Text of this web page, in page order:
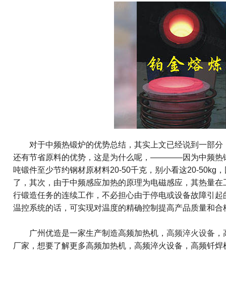
对于中频热锻炉的优势总结，其实上文已经说到一部分
还有节省原料的优势，这是为什么呢，————因为中频热
吨锻件至少节约钢材原材料20-50千克，别小看这20-50kg
了，其次，由于中频感应加热的原理为电磁感应，其热量
行锻造任务的连续工作，不必担心由于停电或设备故障引
温控系统的话，可实现对温度的精确控制提高产品质量和合
广州优造是一家生产制造高频加热机， 高频淬火设备
厂家，想要了解更多高频加热机，高频淬火设备，高频钎